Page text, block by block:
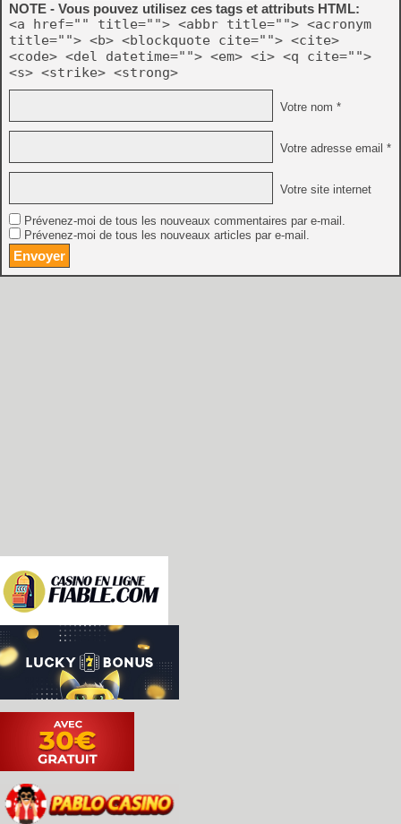
NOTE - Vous pouvez utilisez ces tags et attributs HTML:
<a href="" title=""> <abbr title=""> <acronym
title=""> <b> <blockquote cite=""> <cite>
<code> <del datetime=""> <em> <i> <q cite="">
<s> <strike> <strong>
Votre nom *
Votre adresse email *
Votre site internet
Prévenez-moi de tous les nouveaux commentaires par e-mail.
Prévenez-moi de tous les nouveaux articles par e-mail.